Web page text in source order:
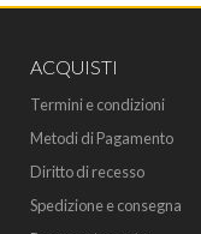
ACQUISTI
Termini e condizioni
Metodi di Pagamento
Diritto di recesso
Spedizione e consegna